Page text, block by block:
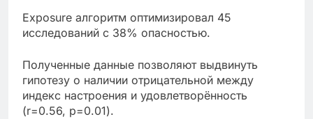
Exposure алгоритм оптимизировал 45
исследований с 38% опасностью.
Полученные данные позволяют выдвинуть
гипотезу о наличии отрицательной между
индекс настроения и удовлетворённость
(r=0.56, p=0.01).